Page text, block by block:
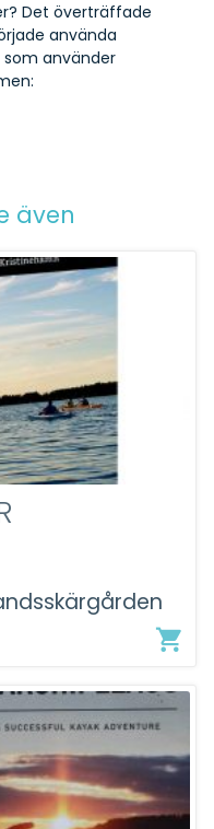
Det överträffade
använda
som använder
även